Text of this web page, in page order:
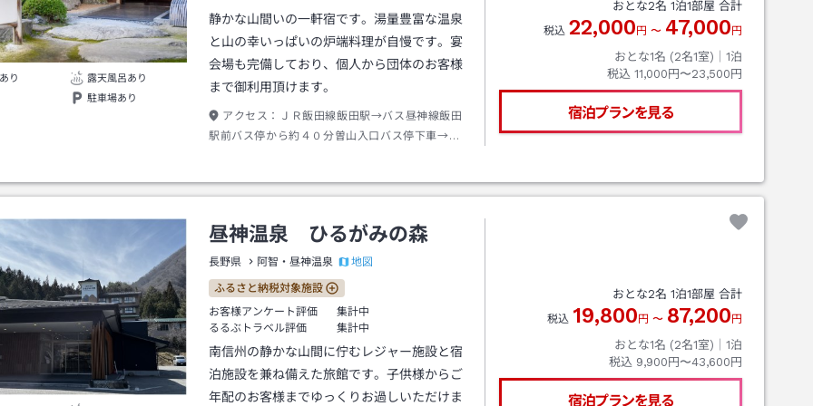
り
露天風呂あり
駐車場あり
静かな山間いの一軒宿です。湯量豊富な温泉
と山の幸いっぱいの炉端料理が自慢です。宴
会場も完備しており、個人から団体のお客様
まで御利用頂けます。
アクセス：
ＪＲ飯田線飯田駅→バス昼神線飯田
駅前バス停から約４０分曽山入口バス停下車→タ
おとな2名 1泊1部屋 合計
税込 22,000 円 〜 47,000 円
おとな1名 (2名1室)｜ 1泊
税込 11,000円〜23,500円
宿泊プランを見る
昼神温泉 ひるがみの森
長野県 阿智・昼神温泉 地図
ふるさと納税対象施設
お客様アンケート評価
集計中
るるぶトラベル評価
集計中
南信州の静かな山間に佇むレジャー施設と宿
泊施設を兼ね備えた旅館です。子供様からご
年配のお客様までゆっくりお過しいただけま
おとな2名 1泊1部屋 合計
税込 19,800 円 〜 87,200 円
おとな1名 (2名1室)｜ 1泊
税込 9,900円〜43,600円
宿泊プランを見る